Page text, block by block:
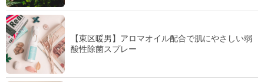
【東区暖男】アロマオイル配合で肌にやさしい弱
酸性除菌スプレー